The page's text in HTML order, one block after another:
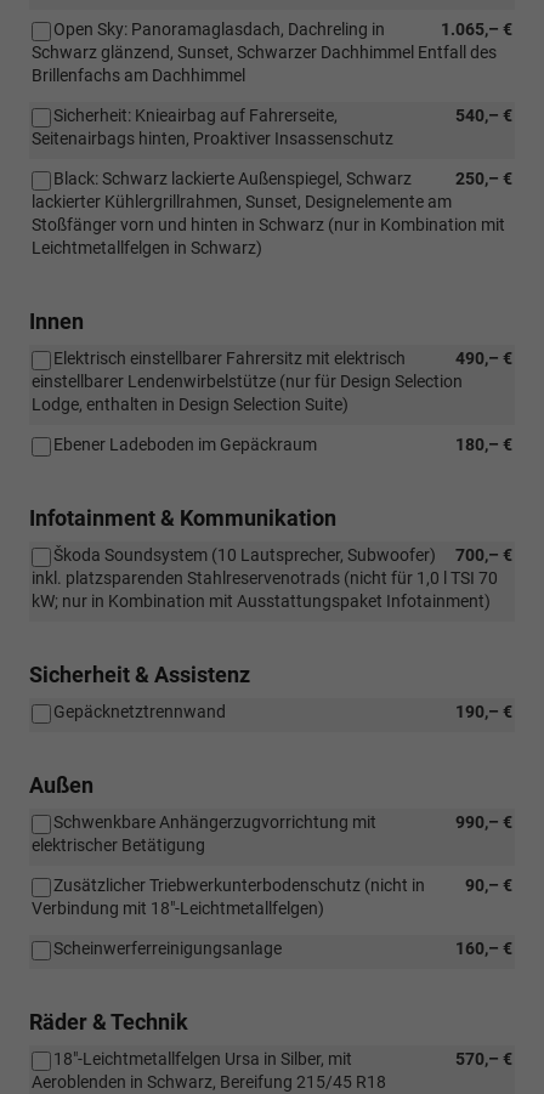
1.065,– €
Open Sky: Panoramaglasdach, Dachreling in
Schwarz glänzend, Sunset, Schwarzer Dachhimmel Entfall des
Brillenfachs am Dachhimmel
540,– €
Sicherheit: Knieairbag auf Fahrerseite,
Seitenairbags hinten, Proaktiver Insassenschutz
250,– €
Black: Schwarz lackierte Außenspiegel, Schwarz
lackierter Kühlergrillrahmen, Sunset, Designelemente am
Stoßfänger vorn und hinten in Schwarz (nur in Kombination mit
Leichtmetallfelgen in Schwarz)
Innen
490,– €
Elektrisch einstellbarer Fahrersitz mit elektrisch
einstellbarer Lendenwirbelstütze (nur für Design Selection
Lodge, enthalten in Design Selection Suite)
180,– €
Ebener Ladeboden im Gepäckraum
Infotainment & Kommunikation
700,– €
Škoda Soundsystem (10 Lautsprecher, Subwoofer)
inkl. platzsparenden Stahlreservenotrads (nicht für 1,0 l TSI 70
kW; nur in Kombination mit Ausstattungspaket Infotainment)
Sicherheit & Assistenz
190,– €
Gepäcknetztrennwand
Außen
990,– €
Schwenkbare Anhängerzugvorrichtung mit
elektrischer Betätigung
90,– €
Zusätzlicher Triebwerkunterbodenschutz (nicht in
Verbindung mit 18"-Leichtmetallfelgen)
160,– €
Scheinwerferreinigungsanlage
Räder & Technik
570,– €
18"-Leichtmetallfelgen Ursa in Silber, mit
Aeroblenden in Schwarz, Bereifung 215/45 R18